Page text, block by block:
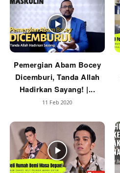
Pemergian Abam Bocey
Dicemburi, Tanda Allah
Hadirkan Sayang! |...
11 Feb 2020